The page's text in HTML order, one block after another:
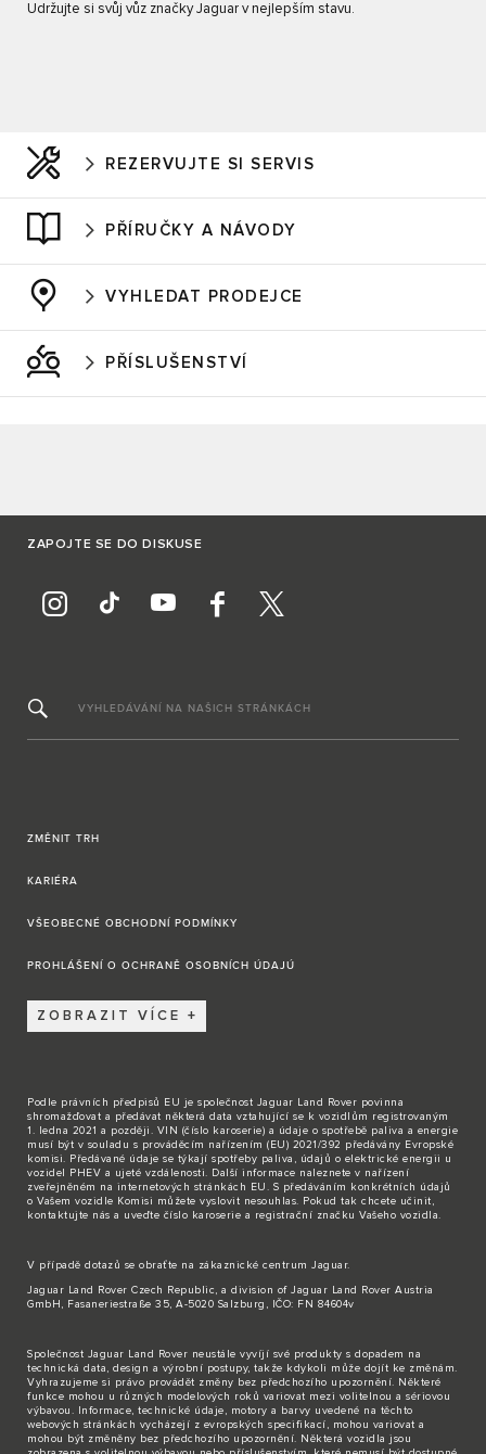
Udržujte si svůj vůz značky Jaguar v nejlepším stavu.
REZERVUJTE SI SERVIS
PŘÍRUČKY A NÁVODY
VYHLEDAT PRODEJCE
PŘÍSLUŠENSTVÍ
ZAPOJTE SE DO DISKUSE
VYHLEDÁVÁNÍ NA NAŠICH STRÁNKÁCH
ZMĚNIT TRH
KARIÉRA
VŠEOBECNÉ OBCHODNÍ PODMÍNKY
PROHLÁŠENÍ O OCHRANĚ OSOBNÍCH ÚDAJÚ
ZOBRAZIT VÍCE
Podle právních předpisů EU je společnost Jaguar Land Rover povinna
shromažďovat a předávat některá data vztahující se k vozidlům registrovaným
1. ledna 2021 a později. VIN (číslo karoserie) a údaje o spotřebě paliva a energie
musí být v souladu s prováděcím nařízením (EU) 2021/392 předávány Evropské
komisi. Předávané údaje se týkají spotřeby paliva, údajů o elektrické energii u
vozidel PHEV a ujeté vzdálenosti. Další informace naleznete v nařízení
zveřejněném na internetových stránkách EU. S předáváním konkrétních údajů
o Vašem vozidle Komisi můžete vyslovit nesouhlas. Pokud tak chcete učinit,
kontaktujte nás a uveďte číslo karoserie a registrační značku Vašeho vozidla.
V případě dotazů se obraťte na zákaznické centrum Jaguar.
Jaguar Land Rover Czech Republic, a division of Jaguar Land Rover Austria
GmbH, Fasaneriestraße 35, A-5020 Salzburg, IČO: FN 84604v
Společnost Jaguar Land Rover neustále vyvíjí své produkty s dopadem na
technická data, design a výrobní postupy, takže kdykoli může dojít ke změnám.
Vyhrazujeme si právo provádět změny bez předchozího upozornění. Některé
funkce mohou u různých modelových roků variovat mezi volitelnou a sériovou
výbavou. Informace, technické údaje, motory a barvy uvedené na těchto
webových stránkách vycházejí z evropských specifikací, mohou variovat a
mohou být změněny bez předchozího upozornění. Některá vozidla jsou